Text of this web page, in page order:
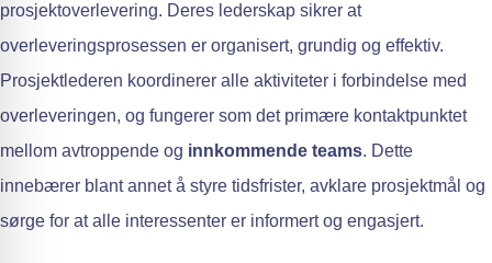
prosjektoverlevering. Deres lederskap sikrer at
overleveringsprosessen er organisert, grundig og effektiv.
Prosjektlederen koordinerer alle aktiviteter i forbindelse med
overleveringen, og fungerer som det primære kontaktpunktet
mellom avtroppende og innkommende teams. Dette
innebærer blant annet å styre tidsfrister, avklare prosjektmål og
sørge for at alle interessenter er informert og engasjert.